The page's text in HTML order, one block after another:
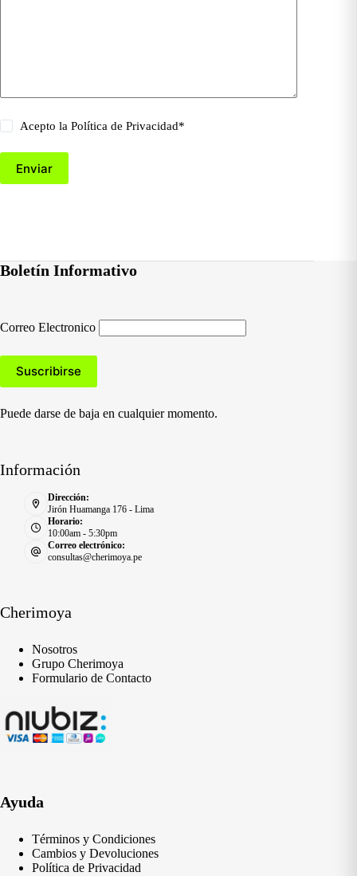
Acepto laPolítica de Privacidad*
Enviar
Boletín Informativo
Correo Electronico
Puede darse de baja en cualquier momento.
Información
Dirección:
Jirón Huamanga 176 - Lima
Horario:
10:00am - 5:30pm
Correo electrónico:
consultas@cherimoya.pe
Cherimoya
Nosotros
Grupo Cherimoya
Formulario de Contacto
Ayuda
Términos y Condiciones
Cambios y Devoluciones
Política de Privacidad